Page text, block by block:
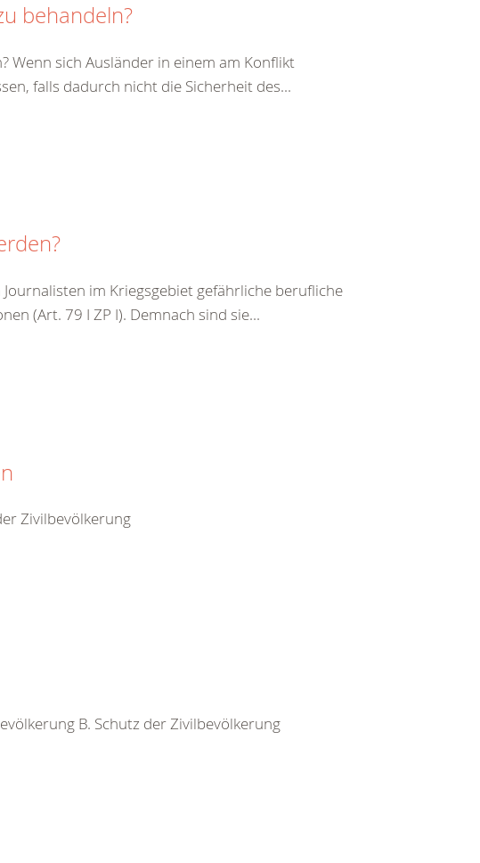
behandeln?
Wenn sich Ausländer in einem am Konflikt
falls dadurch nicht die Sicherheit des...
im Kriegsgebiet gefährliche berufliche
(Art. 79 I ZP I). Demnach sind sie...
Zivilbevölkerung
B. Schutz der Zivilbevölkerung